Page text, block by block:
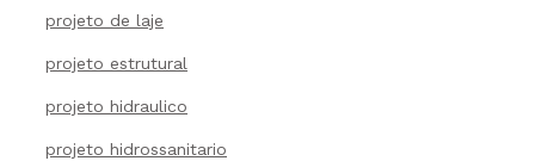
projeto de laje
projeto estrutural
projeto hidraulico
projeto hidrossanitario